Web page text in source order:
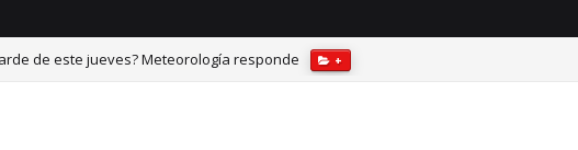
de este jueves? Meteorología responde +